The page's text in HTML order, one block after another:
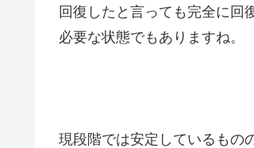
回復したと言っても完全に回
必要な状態でもありますね。
現段階では安定しているもの